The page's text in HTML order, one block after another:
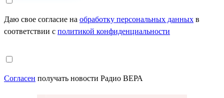
Даю свое согласие на обработку персональных данных в
соответствии с политикой конфиденциальности
Согласен получать новости Радио ВЕРА